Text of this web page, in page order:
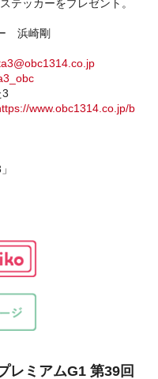
テッカーをプレゼント。
浜崎剛
www.obc1314.co.jp/b
レミアムG1 第39回